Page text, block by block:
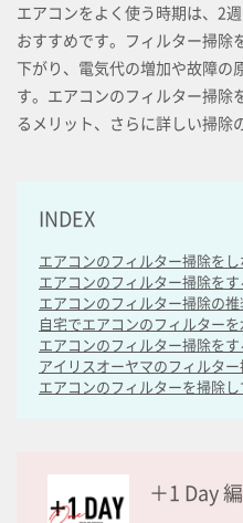
エアコンをよく使う時期は、2
おすすめです。フィルター掃除
下がり、電気代の増加や故障の
す。エアコンのフィルター掃除
るメリット、さらに詳しい掃除
INDEX
エアコンのフィルター掃除を
エアコンのフィルター掃除を
エアコンのフィルター掃除の
自宅でエアコンのフィルター
エアコンのフィルター掃除を
アイリスオーヤマのフィルタ
エアコンのフィルターを掃除
＋1 Day